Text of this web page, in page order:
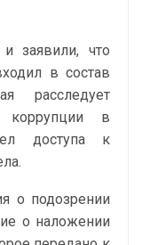
заявили, что
в состав
расследует
коррупции в
доступа к
о подозрении
о наложении